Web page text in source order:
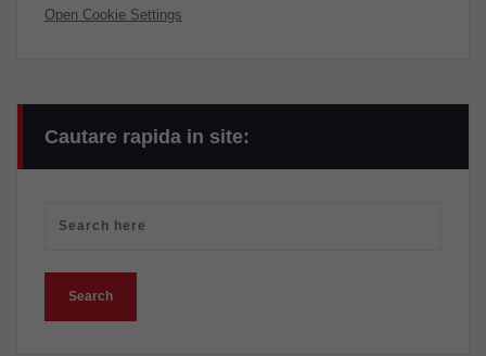
Open Cookie Settings
Cautare rapida in site: